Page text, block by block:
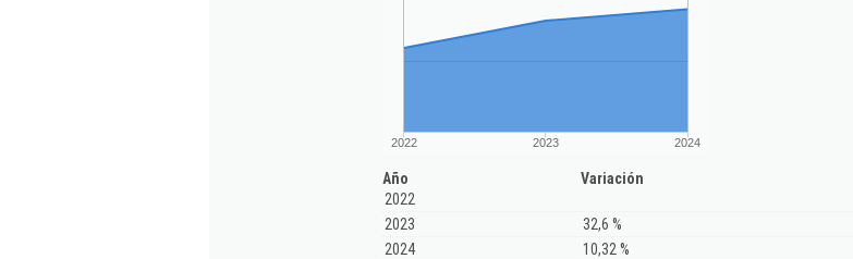
2022 2023 2024
Año
Variación
2022
2023
32,6 %
2024
10,32 %